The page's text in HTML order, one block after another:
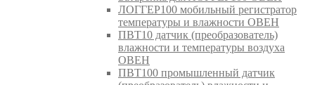
ЛОГГЕР100 мобильный регистратор
температуры и влажности ОВЕН
ПВТ10 датчик (преобразователь)
влажности и температуры воздуха
ОВЕН
ПВТ100 промышленный датчик